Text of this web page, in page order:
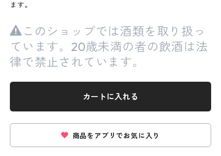
ます。
このショップでは酒類を取り扱っ
ています。20歳未満の者の飲酒は法
律で禁止されています。
カートに入れる
商品をアプリでお気に入り